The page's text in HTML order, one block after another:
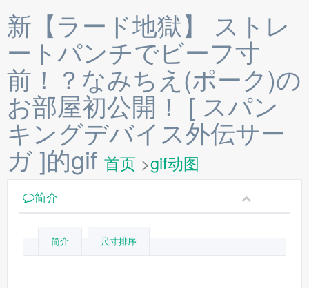
新【ラード地獄】 ストレ
ートパンチでビーフ寸
前！？なみちえ(ポーク)の
お部屋初公開！ [ スパン
キングデバイス外伝サー
ガ ]的gif 首页 >gif动图
简介
简介 尺寸排序